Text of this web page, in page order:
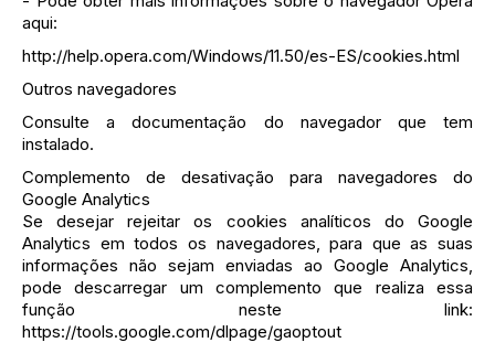
aqui:
http://help.opera.com/Windows/11.50/es-ES/cookies.html
Outros navegadores
Consulte a documentação do navegador que tem
instalado.
Complemento de desativação para navegadores do
Google Analytics
Se desejar rejeitar os cookies analíticos do Google
Analytics em todos os navegadores, para que as suas
informações não sejam enviadas ao Google Analytics,
pode descarregar um complemento que realiza essa
função neste link:
https://tools.google.com/dlpage/gaoptout